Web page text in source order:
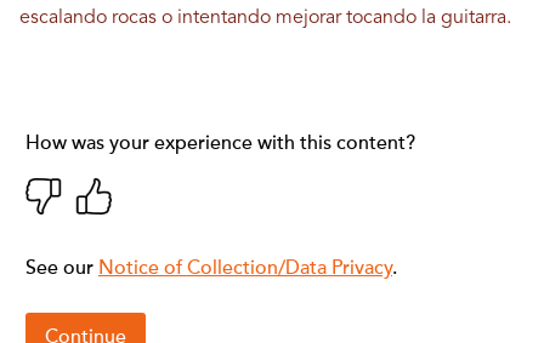
escalando rocas o intentando mejorar tocando la guitarra.